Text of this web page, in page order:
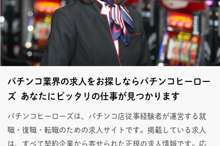
パチンコ業界の求人をお探しならパチンコヒーロー
ズ あなたにピッタリの仕事が見つかります
パチンコヒーローズは、パチンコ店従事経験者が運営する就
職・復職・転職のための求人サイトです。掲載している求人
は、すべて契約企業から寄せられた正規の求人情報です。応